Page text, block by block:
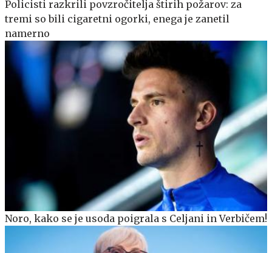
Policisti razkrili povzročitelja štirih požarov: za
tremi so bili cigaretni ogorki, enega je zanetil
namerno
Noro, kako se je usoda poigrala s Celjani in Verbičem!